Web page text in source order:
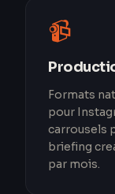
📹
Formats
pour
carrousels
briefing
par mois.